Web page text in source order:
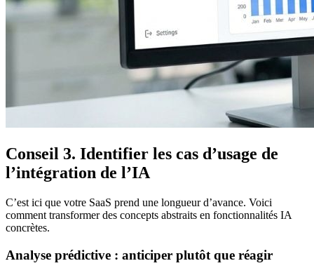
Conseil 3. Identifier les cas d’usage de
l’intégration de l’IA
C’est ici que votre SaaS prend une longueur d’avance. Voici
comment transformer des concepts abstraits en fonctionnalités IA
concrètes.
Analyse prédictive : anticiper plutôt que réagir